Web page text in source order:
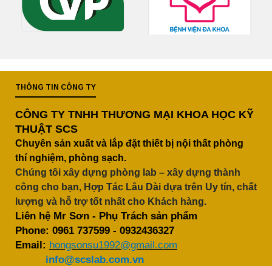
THÔNG TIN CÔNG TY
CÔNG TY TNHH THƯƠNG MẠI KHOA HỌC KỸ
THUẬT SCS
Chuyên sản xuất và lắp đặt thiết bị nội thất phòng
thí nghiệm, phòng sạch.
Chúng tôi xây dựng phòng lab – xây dựng thành
công cho bạn, Hợp Tác Lâu Dài dựa trên Uy tín, chất
lượng và hỗ trợ tốt nhất cho Khách hàng.
Liên hệ Mr Sơn - Phụ Trách sản phẩm
Phone: 0961 737599 - 0932436327
Email: hongsonsu1992@gmail.com
info@scslab.com.vn